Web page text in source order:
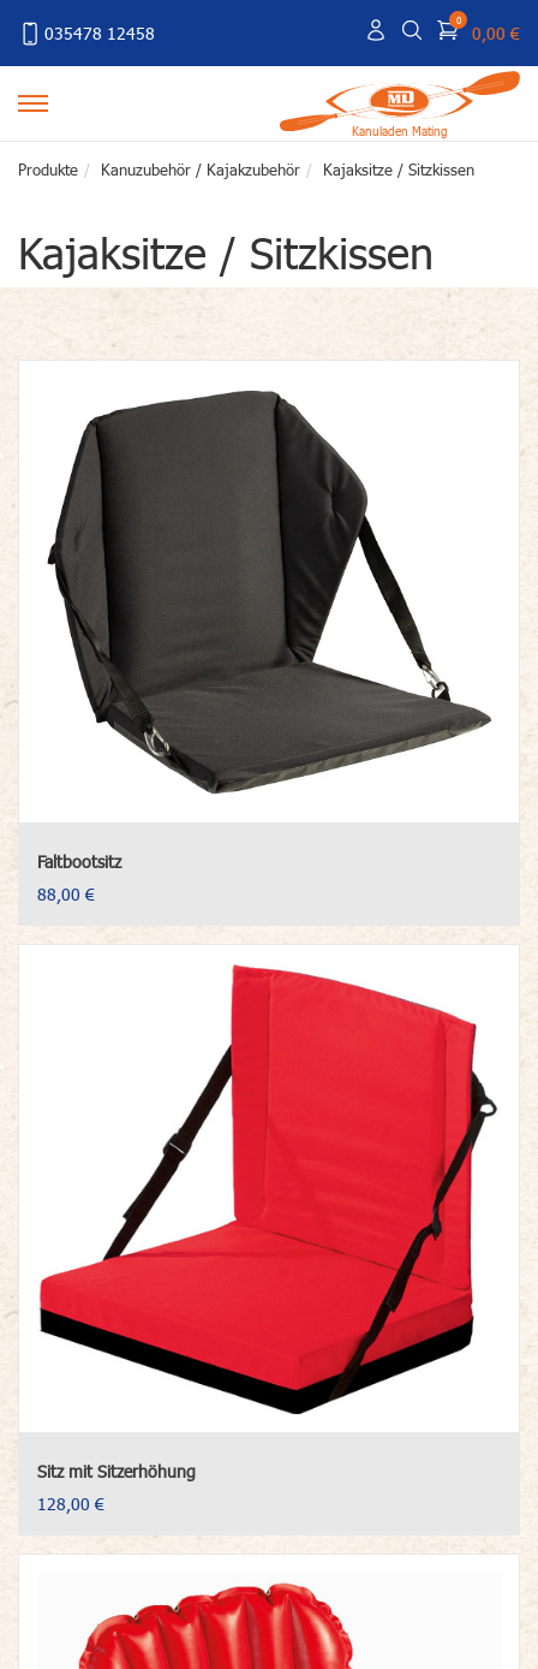
035478 12458
0
0,00 €
Kanuladen Mating
Produkte Kanuzubehör / Kajakzubehör Kajaksitze / Sitzkissen
Kajaksitze / Sitzkissen
Faltbootsitz
88,00 €
Sitz mit Sitzerhöhung
128,00 €